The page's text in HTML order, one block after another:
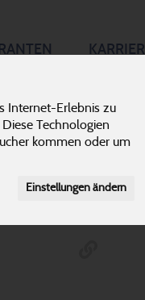
Internet-Erlebnis zu
Technologien
kommen oder um
Einstellungen ändern
Pulver & Trocken